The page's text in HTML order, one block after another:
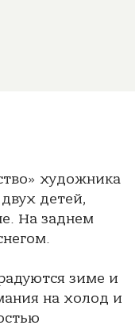
художника
детей,
На заднем
зиме и
на холод и